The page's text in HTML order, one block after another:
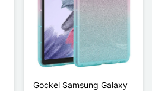
Gockel Samsung Galaxy